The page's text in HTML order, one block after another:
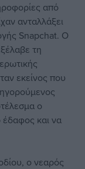
από
ανταλλάξει
Snapchat. Ο
τη
εκείνος που
ο
έδαφος και να
ο νεαρός